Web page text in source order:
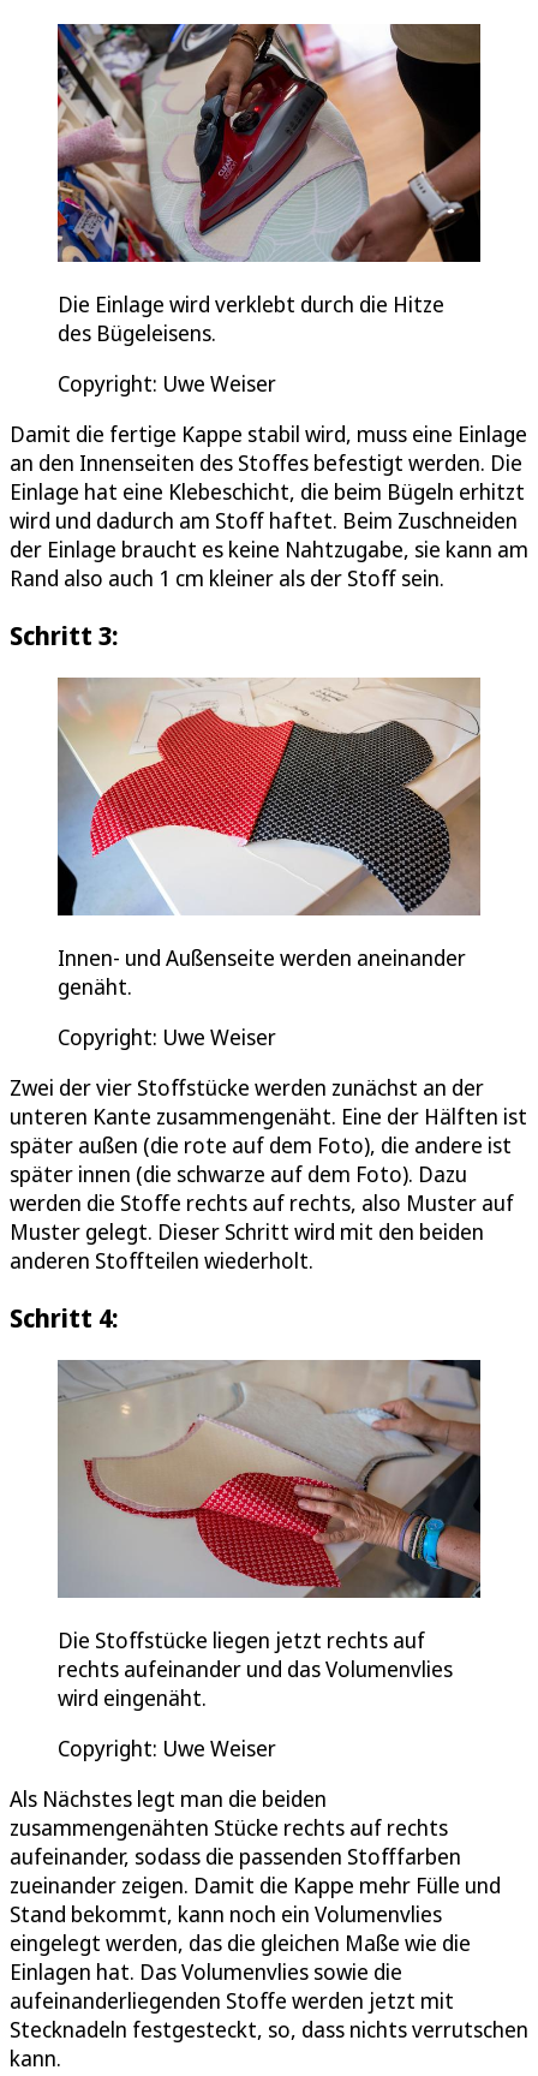
Die Einlage wird verklebt durch die Hitze
des Bügeleisens.
Copyright: Uwe Weiser
Damit die fertige Kappe stabil wird, muss eine Einlage
an den Innenseiten des Stoffes befestigt werden. Die
Einlage hat eine Klebeschicht, die beim Bügeln erhitzt
wird und dadurch am Stoff haftet. Beim Zuschneiden
der Einlage braucht es keine Nahtzugabe, sie kann am
Rand also auch 1 cm kleiner als der Stoff sein.
Schritt 3:
Innen- und Außenseite werden aneinander
genäht.
Copyright: Uwe Weiser
Zwei der vier Stoffstücke werden zunächst an der
unteren Kante zusammengenäht. Eine der Hälften ist
später außen (die rote auf dem Foto), die andere ist
später innen (die schwarze auf dem Foto). Dazu
werden die Stoffe rechts auf rechts, also Muster auf
Muster gelegt. Dieser Schritt wird mit den beiden
anderen Stoffteilen wiederholt.
Schritt 4:
Die Stoffstücke liegen jetzt rechts auf
rechts aufeinander und das Volumenvlies
wird eingenäht.
Copyright: Uwe Weiser
Als Nächstes legt man die beiden
zusammengenähten Stücke rechts auf rechts
aufeinander, sodass die passenden Stofffarben
zueinander zeigen. Damit die Kappe mehr Fülle und
Stand bekommt, kann noch ein Volumenvlies
eingelegt werden, das die gleichen Maße wie die
Einlagen hat. Das Volumenvlies sowie die
aufeinanderliegenden Stoffe werden jetzt mit
Stecknadeln festgesteckt, so, dass nichts verrutschen
kann.